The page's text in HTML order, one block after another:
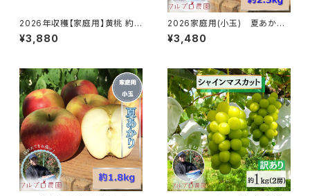
2026年収穫【家庭用】黄桃 約2.
8kg(5-14玉) 果肉硬めでジュ
ーシーな黄桃をお届け 8月下旬
¥3,880
2026家庭用(小玉) 夏あかり
約4kg(12-25玉) シーズン最初
の夏りんご 希少品種 訳あり 8
¥3,480